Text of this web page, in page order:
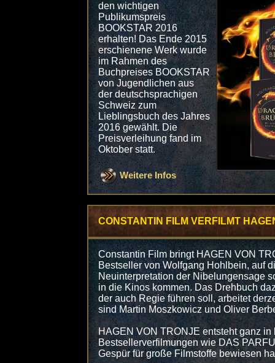
den wichtigen
Publikumspreis
BOOKSTAR 2016
erhalten! Das Ende 2015
erschienene Werk wurde
im Rahmen des
Buchpreises BOOKSTAR
von Jugendlichen aus
der deutschsprachigen
Schweiz zum
Lieblingsbuch des Jahres
2016 gewählt. Die
Preisverleihung fand im
Oktober statt.
Weitere Infos
CONSTANTIN FILM VERFILMT
Constantin Film bringt HAGEN VON
Bestseller von Wolfgang Hohlbein, auf
Neuinterpretation der Nibelungensage
in die Kinos kommen. Das Drehbuch
der auch Regie führen soll, arbeitet
sind Martin Moszkowicz und Oliver
HAGEN VON TRONJE entsteht ganz
Bestsellerverfilmungen wie DAS
Gespür für große Filmstoffe bewiesen